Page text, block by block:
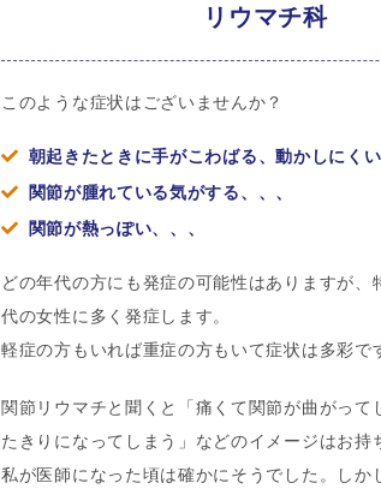
リウマチ科
このような症状はございませんか？
朝起きたときに手がこわばる、動かしにくい
関節が腫れている気がする、、、
関節が熱っぽい、、、
どの年代の方にも発症の可能性はありますが、
代の女性に多く発症します。
軽症の方もいれば重症の方もいて症状は多彩で
関節リウマチと聞くと「痛くて関節が曲がって
たきりになってしまう」などのイメージはお持
私が医師になった頃は確かにそうでした。しか